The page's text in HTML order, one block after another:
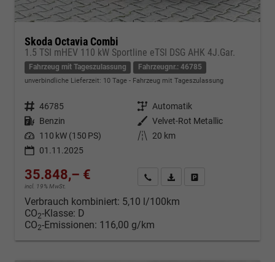
Skoda Octavia Combi
1.5 TSI mHEV 110 kW Sportline eTSI DSG AHK 4J.Gar.
Fahrzeug mit Tageszulassung Fahrzeugnr.: 46785
unverbindliche Lieferzeit: 10 Tage Fahrzeug mit Tageszulassung
Fahrzeugnr. 46785 Getriebe Automatik
Kraftstoff Benzin Außenfarbe Velvet-Rot Metallic
Leistung 110 kW (150 PS) Kilometerstand
20 km
01.11.2025
35.848,– €
incl. 19% MwSt.
Kontakt & Angebot anfordern
PDF-Datei, Fahrzeugexposé
Verbrauch kombiniert: 5,10 l/100km
CO2-Klasse: D
CO2-Emissionen: 116,00 g/km